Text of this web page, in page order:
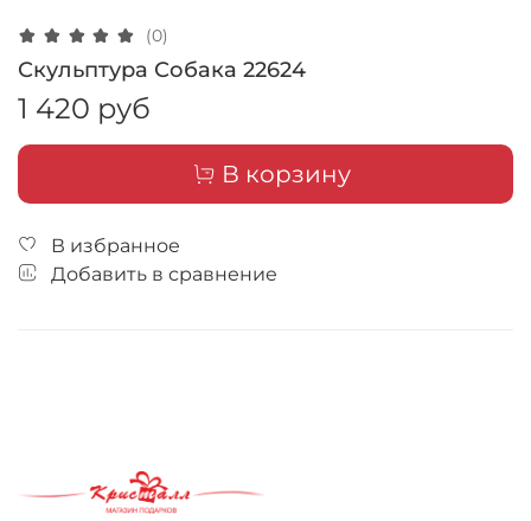
(0)
Скульптура Собака 22624
1 420 руб
В корзину
В избранное
Добавить в сравнение